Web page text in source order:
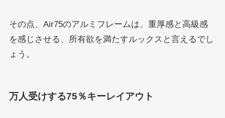
その点、Air75のアルミフレームは、重厚感と高級感
を感じさせる、所有欲を満たすルックスと言えるでし
ょう。
万人受けする75％キーレイアウト